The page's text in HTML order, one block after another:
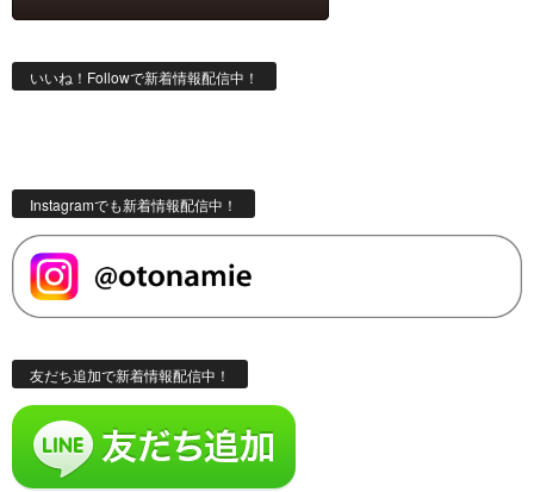
いいね！Followで新着情報配信中！
Instagramでも新着情報配信中！
友だち追加で新着情報配信中！